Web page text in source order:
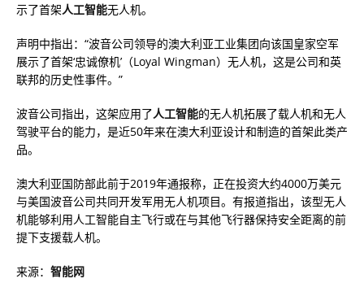
示了首架人工智能无人机。
声明中指出：“波音公司领导的澳大利亚工业集团向该国皇家空军
展示了首架‘忠诚僚机’（Loyal Wingman）无人机，这是公司和英
联邦的历史性事件。”
波音公司指出，这架应用了人工智能的无人机拓展了载人机和无人
驾驶平台的能力，是近50年来在澳大利亚设计和制造的首架此类产
品。
澳大利亚国防部此前于2019年通报称，正在投资大约4000万美元
与美国波音公司共同开发军用无人机项目。有报道指出，该型无人
机能够利用人工智能自主飞行或在与其他飞行器保持安全距离的前
提下支援载人机。
来源： 智能网